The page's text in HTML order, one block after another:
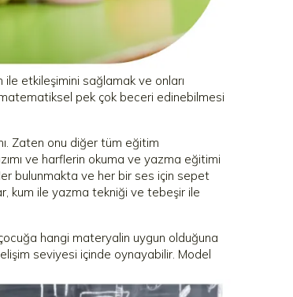
etkileşimini sağlamak ve onları
pek çok beceri edinebilmesi
Zaten onu diğer tüm eğitim
ve harflerin okuma ve yazma eğitimi
bulunmakta ve her bir ses için sepet
kum ile yazma tekniği ve tebeşir ile
hangi materyalin uygun olduğuna
seviyesi içinde oynayabilir. Model